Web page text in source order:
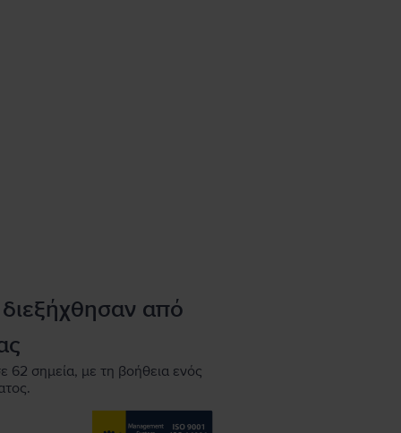
από
62 σημεία, με τη βοήθεια ενός